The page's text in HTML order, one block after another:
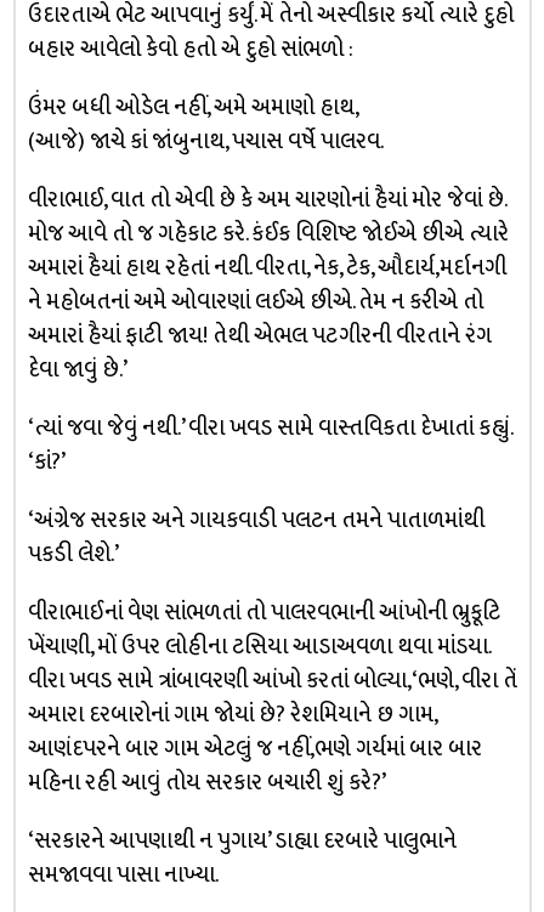
ઉદારતાએ ભેટ આપવાનું કર્યું. મેં તેનો અસ્વીકાર કર્યો ત્યારે દુહો
બહાર આવેલો કેવો હતો એ દુહો સાંભળો :
ઉંમર બધી ઓડેલ નહીં, અમે અમાણો હાથ,
(આજે) જાચે કાં જાંબુનાથ, પચાસ વર્ષે પાલરવ.
વીરાભાઈ, વાત તો એવી છે કે અમ ચારણોનાં હૈયાં મોર જેવાં છે.
મોજ આવે તો જ ગહેકાટ કરે. કંઈક વિશિષ્ટ જોઈએ છીએ ત્યારે
અમારાં હૈયાં હાથ રહેતાં નથી. વીરતા, નેક, ટેક, ઔદાર્ય,મર્દાનગી
ને મહોબતનાં અમે ઓવારણાં લઈએ છીએ. તેમ ન કરીએ તો
અમારાં હૈયાં ફાટી જાય! તેથી એભલ પટગીરની વીરતાને રંગ
દેવા જાવું છે.’
‘ત્યાં જવા જેવું નથી.’ વીરા ખવડ સામે વાસ્તવિકતા દેખાતાં કહ્યું.
‘કાં?’
‘અંગ્રેજ સરકાર અને ગાયકવાડી પલટન તમને પાતાળમાંથી
પકડી લેશે.’
વીરાભાઈનાં વેણ સાંભળતાં તો પાલરવભાની આંખોની ભ્રુકૂટિ
ખેંચાણી, મોં ઉપર લોહીના ટસિયા આડાઅવળા થવા માંડયા.
વીરા ખવડ સામે ત્રાંબાવરણી આંખો કરતાં બોલ્યા, ‘ભણે, વીરા તેં
અમારા દરબારોનાં ગામ જોયાં છે? રેશમિયાને છ ગામ,
આણંદપરને બાર ગામ એટલું જ નહીં,ભણે ગર્યમાં બાર બાર
મહિના રહી આવું તોય સરકાર બચારી શું કરે?’
‘સરકારને આપણાથી ન પુગાય’ ડાહ્યા દરબારે પાલુભાને
સમજાવવા પાસા નાખ્યા.